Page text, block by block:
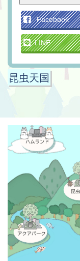
Facebook
LINE
昆虫天国